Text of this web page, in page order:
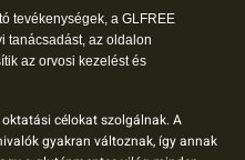
tevékenységek, a GLFREE
tanácsadást, az oldalon
az orvosi kezelést és
célokat szolgálnak. A
gyakran változnak, így annak